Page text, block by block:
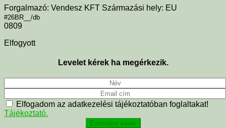
Forgalmazó: Vendesz KFT Származási hely: EU
#26BR__/db
0809
Elfogyott
Levelet kérek ha megérkezik.
Elfogadom az adatkezelési tájékoztatóban foglaltakat!
Tájékoztató.
Értesítést kérek